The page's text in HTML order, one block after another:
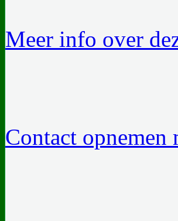
Meer info over
Contact opnemen